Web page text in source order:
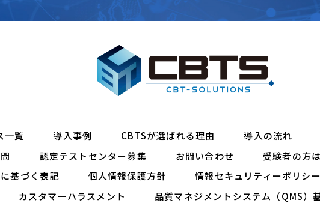
一覧 導入事例 CBTSが選ばれる理由
導入の流れ
認定テストセンター募集 お問い合わせ
受験者の方
基づく表記 個人情報保護方針
情報セキュリティーポリシ
カスタマーハラスメント
品質マネジメントシステム（QMS）